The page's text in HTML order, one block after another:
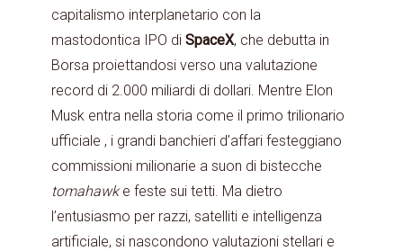
capitalismo interplanetario con la
mastodontica IPO di SpaceX, che debutta in
Borsa proiettandosi verso una valutazione
record di 2.000 miliardi di dollari. Mentre Elon
Musk entra nella storia come il primo trilionario
ufficiale , i grandi banchieri d’affari festeggiano
commissioni milionarie a suon di bistecche
tomahawke feste sui tetti. Ma dietro
l’entusiasmo per razzi, satelliti e intelligenza
artificiale, si nascondono valutazioni stellari e